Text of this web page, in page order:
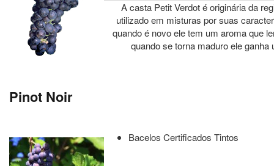
A casta Petit Verdot é originária da
utilizado em misturas por suas
quando é novo ele tem um aroma que
quando se torna maduro ele
Pinot Noir
Bacelos Certificados Tintos